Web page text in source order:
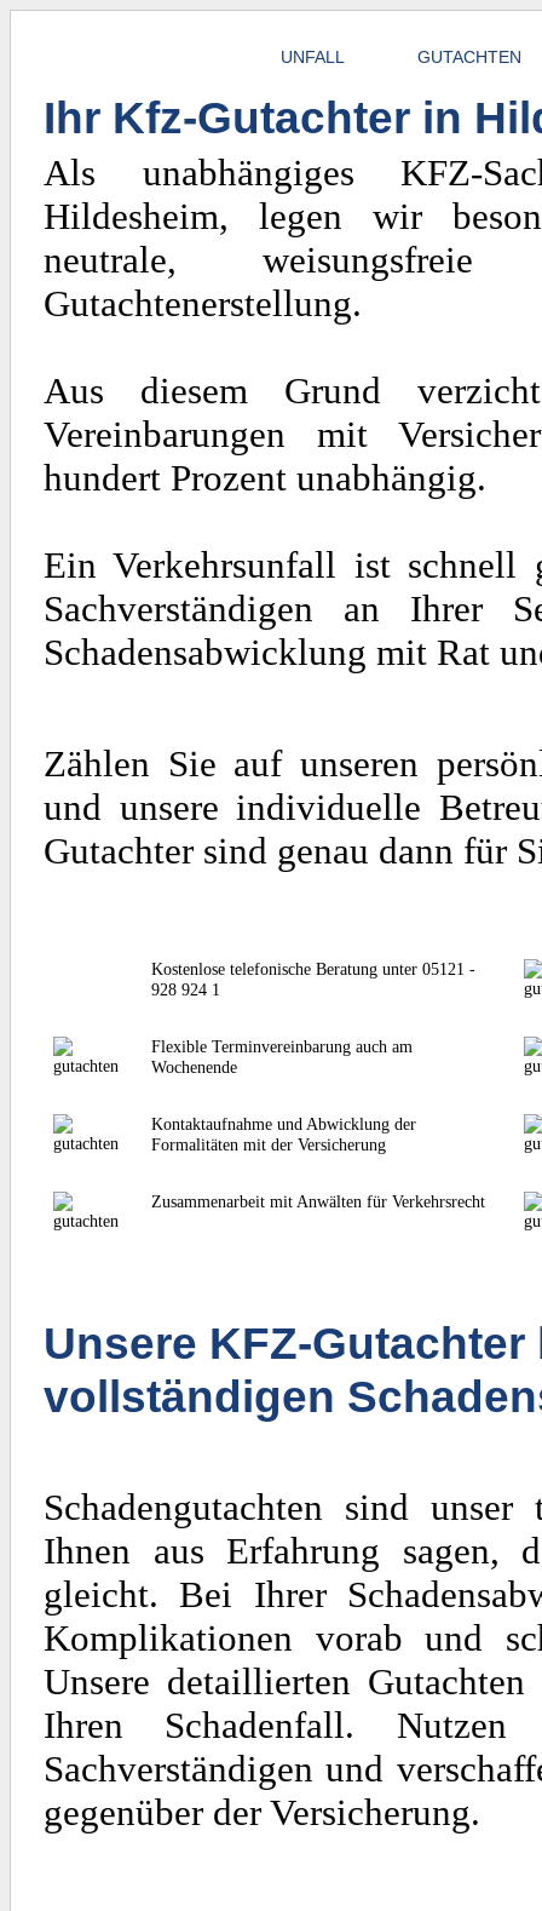
UNFALL GUTACHTEN
Ihr Kfz-Gutachter in
Als unabhängiges KFZ-
Hildesheim, legen wir
neutrale, weisungsfreie
Gutachtenerstellung.
Aus diesem Grund
Vereinbarungen mit
hundert Prozent unabhängig.
Ein Verkehrsunfall ist schnell
Sachverständigen an Ihrer
Schadensabwicklung mit Rat
Zählen Sie auf unseren
und unsere individuelle
Gutachter sind genau dann für
Kostenlose telefonische Beratung unter 05121 -
928 924 1
Flexible Terminvereinbarung auch am
Wochenende
Kontaktaufnahme und Abwicklung der
Formalitäten mit der Versicherung
Zusammenarbeit mit Anwälten für Verkehrsrecht
Unsere KFZ-
vollständigen
Schadengutachten sind
Ihnen aus Erfahrung sagen,
gleicht. Bei Ihrer
Komplikationen vorab und
Unsere detaillierten
Ihren Schadenfall. Nutzen
Sachverständigen und
gegenüber der Versicherung.